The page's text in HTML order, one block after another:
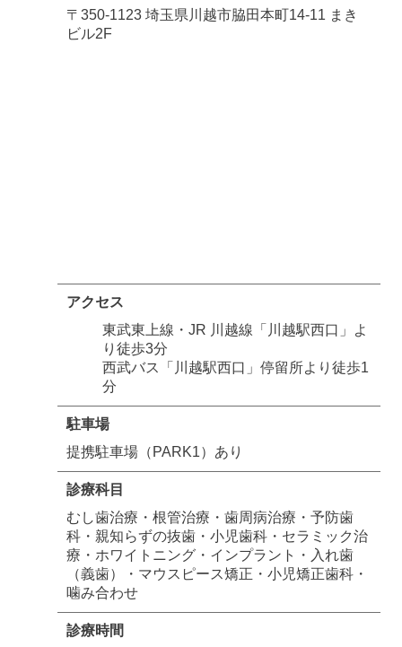
〒350-1123 埼玉県川越市脇田本町14-11 まき
ビル2F
アクセス
東武東上線・JR 川越線「川越駅西口」よ
り徒歩3分
西武バス「川越駅西口」停留所より徒歩1
分
駐車場
提携駐車場（PARK1）あり
診療科目
むし歯治療・根管治療・歯周病治療・予防歯
科・親知らずの抜歯・小児歯科・セラミック治
療・ホワイトニング・インプラント・入れ歯
（義歯）・マウスピース矯正・小児矯正歯科・
噛み合わせ
診療時間